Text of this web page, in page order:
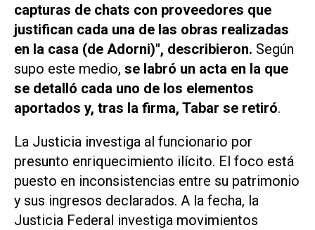
capturas de chats con proveedores que
justifican cada una de las obras realizadas
en la casa (de Adorni)", describieron. Según
supo este medio, se labró un acta en la que
se detalló cada uno de los elementos
aportados y, tras la firma, Tabar se retiró.
La Justicia investiga al funcionario por
presunto enriquecimiento ilícito. El foco está
puesto en inconsistencias entre su patrimonio
y sus ingresos declarados. A la fecha, la
Justicia Federal investiga movimientos